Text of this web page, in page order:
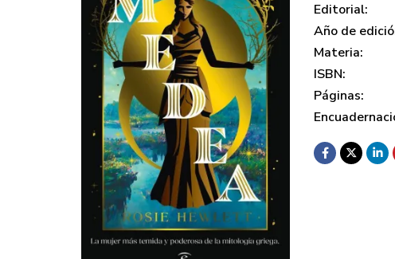
Editorial:
Año de
Materia:
ISBN:
Páginas: